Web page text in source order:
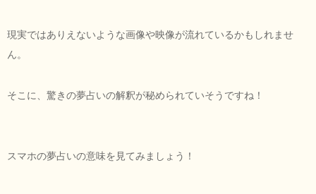
現実ではありえないような画像や映像が流れているかもしれませ
ん。
そこに、驚きの夢占いの解釈が秘められていそうですね！
スマホの夢占いの意味を見てみましょう！